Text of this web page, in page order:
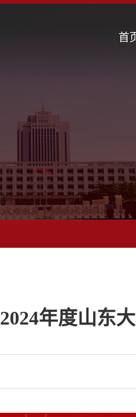
首
2024年度山东